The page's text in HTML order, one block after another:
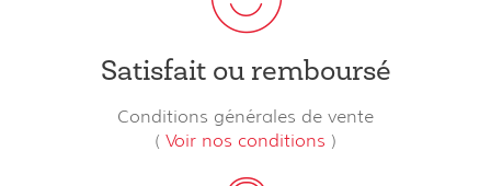
Satisfait ou remboursé
Conditions générales de vente
( Voir nos conditions )